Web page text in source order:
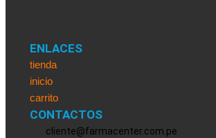
ENLACES
tienda
inicio
carrito
CONTACTOS
cliente@farmacenter.com.pe